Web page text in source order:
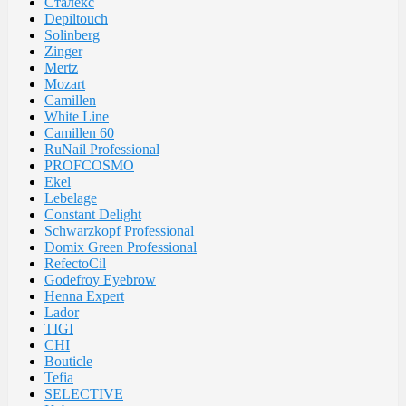
Depiltouch
Solinberg
Zinger
Mertz
Mozart
Camillen
White Line
Camillen 60
RuNail Professional
PROFCOSMO
Ekel
Lebelage
Constant Delight
Schwarzkopf Professional
Domix Green Professional
RefectoCil
Godefroy Eyebrow
Henna Expert
Lador
TIGI
CHI
Bouticle
Tefia
SELECTIVE